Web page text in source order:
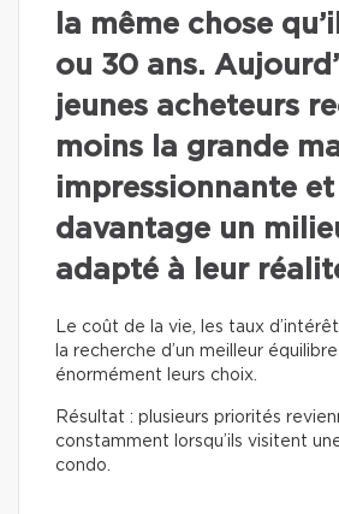
la même chose
ou 30 ans.
jeunes acheteurs
moins la grande
impressionnante et
davantage un
adapté à leur
Le coût de la vie, les taux
la recherche d’un meilleur
énormément leurs choix.
Résultat : plusieurs priorités
constamment lorsqu’ils visitent
condo.